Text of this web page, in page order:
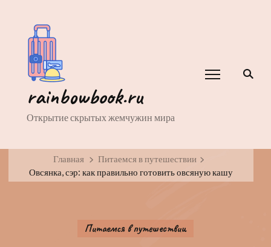
rainbowbook.ru
Открытие скрытых жемчужин мира
Главная
Питаемся в путешествии
Овсянка, сэр: как правильно готовить овсяную кашу
Питаемся в путешествии